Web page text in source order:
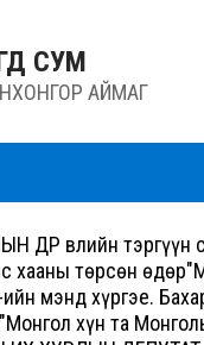
СУМ
АЙМАГ
Өвлийн тэргүүн
хааны төрсөн
мэнд хүргэе.
хүн та